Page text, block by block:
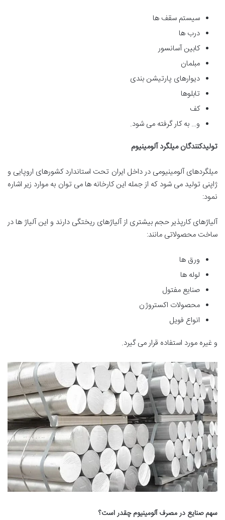
سیستم سقف ها
درب ها
کابین آسانسور
مبلمان
دیوارهای پارتیشن بندی
تابلوها
کف
و… به کار گرفته می شود.
تولیدکنندگان میلگرد آلومینیوم
میلگردهای آلومینیومی در داخل ایران تحت استاندارد کشورهای اروپایی و
ژاپنی تولید می شود که از جمله این کارخانه ها می توان به موارد زیر اشاره
نمود:
آلیاژهای کارپذیر حجم بیشتری از آلیاژهای ریختگی دارند و این آلیاژ ها در
ساخت محصولاتی مانند:
ورق ها
لوله ها
صنایع مفتول
محصولات اکستروژن
انواع فویل
و غیره مورد استفاده قرار می گیرد.
سهم صنایع در مصرف آلومینیوم چقدر است؟